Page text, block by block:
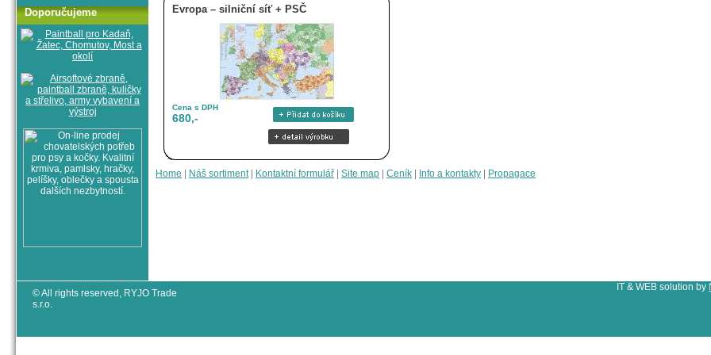
Evropa – silniční síť + PSČ
Cena s DPH
680,-
Home Náš sortiment| Kontaktní formulář Site map Ceník Info a kontakty Propagace
Doporučujeme
© All rights reserved, RYJO Trade
s.r.o.
IT & WEB solution by